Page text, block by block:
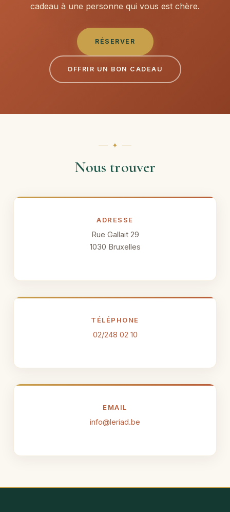
cadeau à une personne qui vous est chère.
RÉSERVER
OFFRIR UN BON CADEAU
Nous trouver
ADRESSE
Rue Gallait 29
1030 Bruxelles
TÉLÉPHONE
02/248 02 10
EMAIL
info@leriad.be